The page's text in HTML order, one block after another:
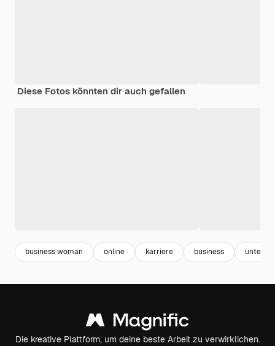
Diese Fotos könnten dir auch gefallen
business woman online karriere business
Die kreative Plattform, um deine beste Arbeit zu verwirklichen.